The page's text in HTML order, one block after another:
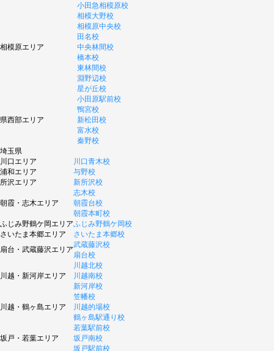
相模原エリア
小田急相模原校
相模大野校
相模原中央校
田名校
中央林間校
橋本校
東林間校
淵野辺校
星が丘校
県西部エリア
小田原駅前校
鴨宮校
新松田校
富水校
秦野校
埼玉県
川口エリア
川口青木校
浦和エリア
与野校
所沢エリア
新所沢校
朝霞・志木エリア
志木校
朝霞台校
朝霞本町校
ふじみ野鶴ケ岡エリアふじみ野鶴ケ岡校
さいたま本郷エリア
さいたま本郷校
扇台・武蔵藤沢エリア
武蔵藤沢校
扇台校
川越・新河岸エリア
川越北校
川越南校
新河岸校
川越・鶴ヶ島エリア
笠幡校
川越的場校
鶴ヶ島駅通り校
坂戸・若葉エリア
若葉駅前校
坂戸南校
坂戸駅前校